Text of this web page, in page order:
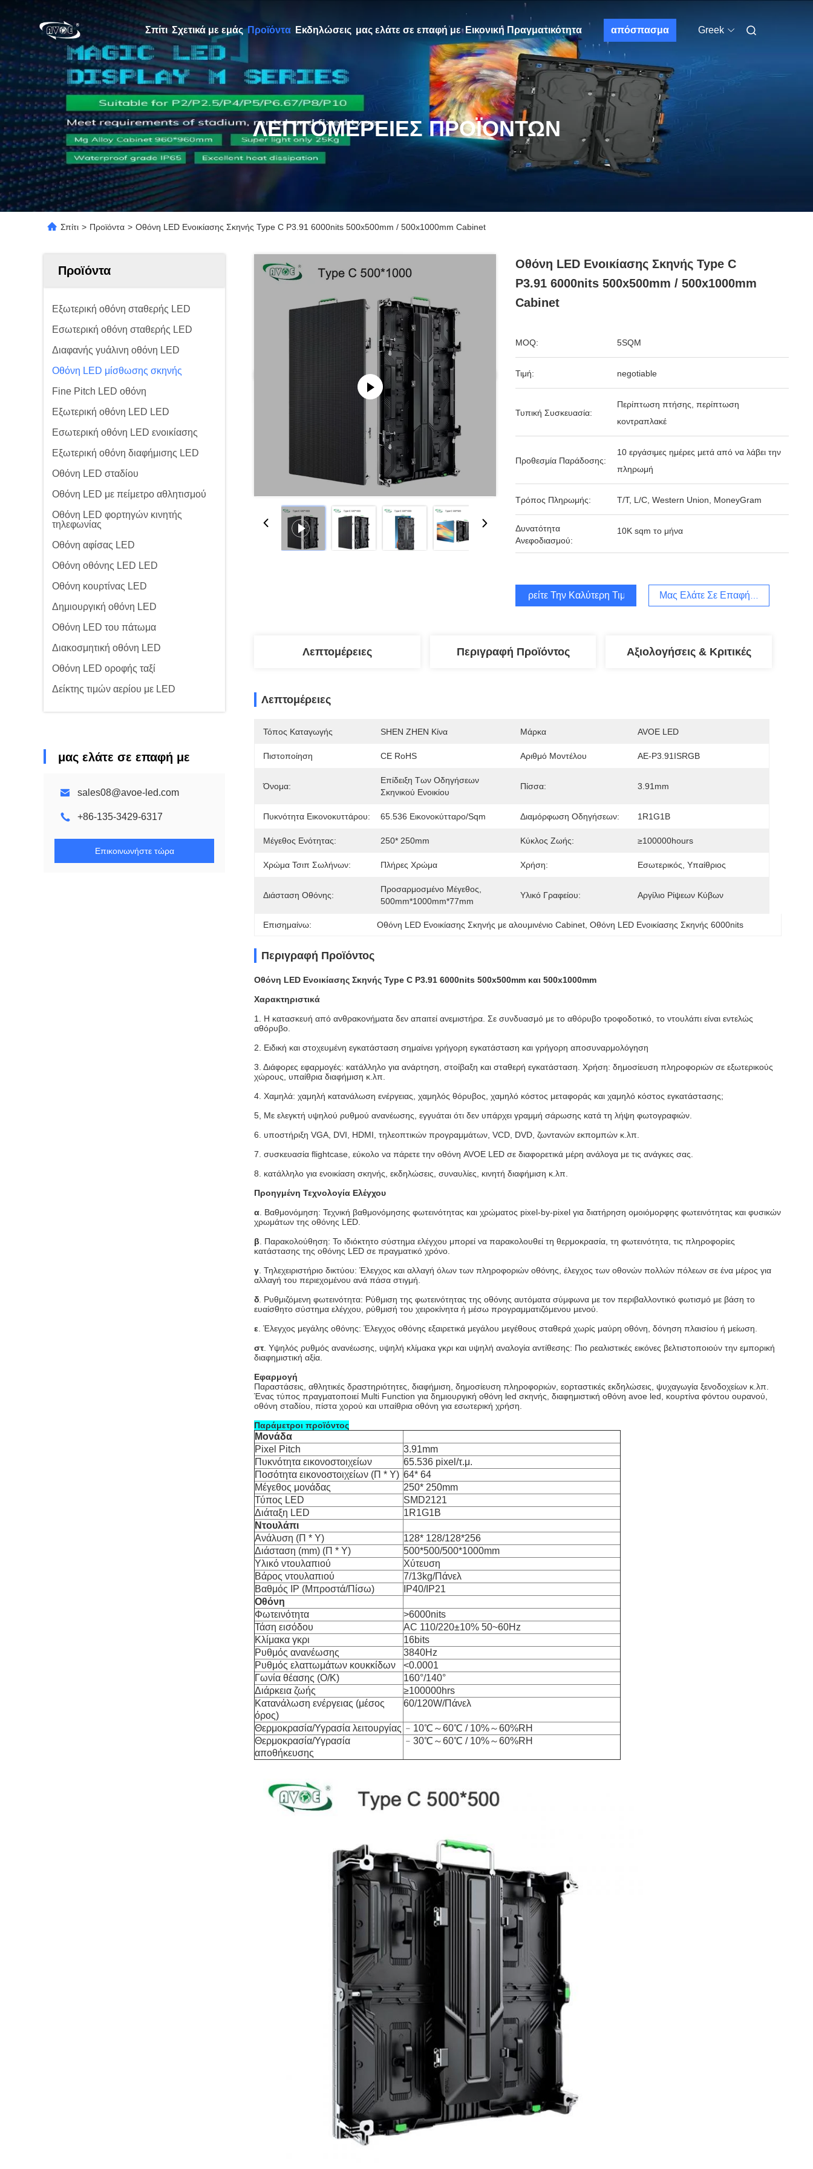
Σπίτι Σχετικά με εμάς Προϊόντα Εκδηλώσεις μας ελάτε σε επαφή με Εικονική Πραγματικότητα απόσπασμα Greek
ΛΕΠΤΟΜΈΡΕΙΕΣ ΠΡΟΪΌΝΤΩΝ
Σπίτι > Προϊόντα > Οθόνη LED Ενοικίασης Σκηνής Type C P3.91 6000nits 500x500mm / 500x1000mm Cabinet
Προϊόντα
Εξωτερική οθόνη σταθερής LED
Εσωτερική οθόνη σταθερής LED
Διαφανής γυάλινη οθόνη LED
Οθόνη LED μίσθωσης σκηνής
Fine Pitch LED οθόνη
Εξωτερική οθόνη LED LED
Εσωτερική οθόνη LED ενοικίασης
Εξωτερική οθόνη διαφήμισης LED
Οθόνη LED σταδίου
Οθόνη LED με πείμετρο αθλητισμού
Οθόνη LED φορτηγών κινητής
τηλεφωνίας
Οθόνη αφίσας LED
Οθόνη οθόνης LED LED
Οθόνη κουρτίνας LED
Δημιουργική οθόνη LED
Οθόνη LED του πάτωμα
Διακοσμητική οθόνη LED
Οθόνη LED οροφής ταξί
Δείκτης τιμών αερίου με LED
μας ελάτε σε επαφή με
sales08@avoe-led.com
+86-135-3429-6317
Επικοινωνήστε τώρα
Οθόνη LED Ενοικίασης Σκηνής Type C
P3.91 6000nits 500x500mm / 500x1000mm
Cabinet
MOQ: 5SQM
Τιμή: negotiable
Τυπική Συσκευασία:
Περίπτωση πτήσης, περίπτωση
κοντραπλακέ
Προθεσμία Παράδοσης:
10 εργάσιμες ημέρες μετά από να λάβει την
πληρωμή
Τρόπος Πληρωμής: T/T, L/C, Western Union, MoneyGram
Δυνατότητα
Ανεφοδιασμού:
10K sqm το μήνα
Βρείτε Την Καλύτερη Τιμή Μας Ελάτε Σε Επαφή Με
Λεπτομέρειες Περιγραφή Προϊόντος Αξιολογήσεις & Κριτικές
Λεπτομέρειες
Τόπος Καταγωγής SHEN ZHEN Κίνα Μάρκα AVOE LED
Πιστοποίηση CE RoHS Αριθμό Μοντέλου AE-P3.91ISRGB
Όνομα:
Επίδειξη Των Οδηγήσεων
Σκηνικού Ενοικίου
Πίσσα: 3.91mm
Πυκνότητα Εικονοκυττάρου: 65.536 Εικονοκύτταρο/sqm Διαμόρφωση Οδηγήσεων: 1R1G1B
Μέγεθος Ενότητας: 250* 250mm Κύκλος Ζωής: ≥100000hours
Χρώμα Τσιπ Σωλήνων: Πλήρες Χρώμα Χρήση: Εσωτερικός, Υπαίθριος
Διάσταση Οθόνης:
Προσαρμοσμένο Μέγεθος,
500mm*1000mm*77mm
Υλικό Γραφείου: Αργίλιο Ρίψεων Κύβων
Επισημαίνω: Οθόνη LED Ενοικίασης Σκηνής με αλουμινένιο Cabinet , Οθόνη LED Ενοικίασης Σκηνής 6000nits
Περιγραφή Προϊόντος
Οθόνη LED Ενοικίασης Σκηνής Type C P3.91 6000nits 500x500mm και 500x1000mm
Χαρακτηριστικά
1. Η κατασκευή από ανθρακονήματα δεν απαιτεί ανεμιστήρα. Σε συνδυασμό με το αθόρυβο τροφοδοτικό, το ντουλάπι είναι εντελώς
αθόρυβο.
2. Ειδική και στοχευμένη εγκατάσταση σημαίνει γρήγορη εγκατάσταση και γρήγορη αποσυναρμολόγηση
3. Διάφορες εφαρμογές: κατάλληλο για ανάρτηση, στοίβαξη και σταθερή εγκατάσταση. Χρήση: δημοσίευση πληροφοριών σε εξωτερικούς
χώρους, υπαίθρια διαφήμιση κ.λπ.
4. Χαμηλά: χαμηλή κατανάλωση ενέργειας, χαμηλός θόρυβος, χαμηλό κόστος μεταφοράς και χαμηλό κόστος εγκατάστασης;
5, Με ελεγκτή υψηλού ρυθμού ανανέωσης, εγγυάται ότι δεν υπάρχει γραμμή σάρωσης κατά τη λήψη φωτογραφιών.
6. υποστήριξη VGA, DVI, HDMI, τηλεοπτικών προγραμμάτων, VCD, DVD, ζωντανών εκπομπών κ.λπ.
7. συσκευασία flightcase, εύκολο να πάρετε την οθόνη AVOE LED σε διαφορετικά μέρη ανάλογα με τις ανάγκες σας.
8. κατάλληλο για ενοικίαση σκηνής, εκδηλώσεις, συναυλίες, κινητή διαφήμιση κ.λπ.
Προηγμένη Τεχνολογία Ελέγχου
α . Βαθμονόμηση: Τεχνική βαθμονόμησης φωτεινότητας και χρώματος pixel-by-pixel για διατήρηση ομοιόμορφης φωτεινότητας και φυσικών
χρωμάτων της οθόνης LED.
β . Παρακολούθηση: Το ιδιόκτητο σύστημα ελέγχου μπορεί να παρακολουθεί τη θερμοκρασία, τη φωτεινότητα, τις πληροφορίες
κατάστασης της οθόνης LED σε πραγματικό χρόνο.
γ . Τηλεχειριστήριο δικτύου: Έλεγχος και αλλαγή όλων των πληροφοριών οθόνης, έλεγχος των οθονών πολλών πόλεων σε ένα μέρος για
αλλαγή του περιεχομένου ανά πάσα στιγμή.
δ . Ρυθμιζόμενη φωτεινότητα: Ρύθμιση της φωτεινότητας της οθόνης αυτόματα σύμφωνα με τον περιβαλλοντικό φωτισμό με βάση το
ευαίσθητο σύστημα ελέγχου, ρύθμισή του χειροκίνητα ή μέσω προγραμματιζόμενου μενού.
ε . Έλεγχος μεγάλης οθόνης: Έλεγχος οθόνης εξαιρετικά μεγάλου μεγέθους σταθερά χωρίς μαύρη οθόνη, δόνηση πλαισίου ή μείωση.
στ . Υψηλός ρυθμός ανανέωσης, υψηλή κλίμακα γκρι και υψηλή αναλογία αντίθεσης: Πιο ρεαλιστικές εικόνες βελτιστοποιούν την εμπορική
διαφημιστική αξία.
Εφαρμογή
Παραστάσεις, αθλητικές δραστηριότητες, διαφήμιση, δημοσίευση πληροφοριών, εορταστικές εκδηλώσεις, ψυχαγωγία ξενοδοχείων κ.λπ.
Ένας τύπος πραγματοποιεί Multi Function για δημιουργική οθόνη led σκηνής, διαφημιστική οθόνη avoe led, κουρτίνα φόντου ουρανού,
οθόνη σταδίου, πίστα χορού και υπαίθρια οθόνη για εσωτερική χρήση.
Παράμετροι προϊόντος
Μονάδα
Pixel Pitch
3.91mm
Πυκνότητα εικονοστοιχείων
65.536 pixel/τ.μ.
Ποσότητα εικονοστοιχείων (Π * Υ) 64* 64
Μέγεθος μονάδας
250* 250mm
Τύπος LED
SMD2121
Διάταξη LED
1R1G1B
Ντουλάπι
Ανάλυση (Π * Υ)
128* 128/128*256
Διάσταση (mm) (Π * Υ)
500*500/500*1000mm
Υλικό ντουλαπιού
Χύτευση
Βάρος ντουλαπιού
7/13kg/Πάνελ
Βαθμός IP (Μπροστά/Πίσω)
IP40/IP21
Οθόνη
Φωτεινότητα
>6000nits
Τάση εισόδου
AC 110/220±10% 50~60Hz
Κλίμακα γκρι
16bits
Ρυθμός ανανέωσης
3840Hz
Ρυθμός ελαττωμάτων κουκκίδων
<0.0001
Γωνία θέασης (Ο/Κ)
160°/140°
Διάρκεια ζωής
≥100000hrs
Κατανάλωση ενέργειας (μέσος
όρος)
60/120W/Πάνελ
Θερμοκρασία/Υγρασία λειτουργίας ﹣10℃～60℃ / 10%～60%RH
Θερμοκρασία/Υγρασία
αποθήκευσης
﹣30℃～60℃ / 10%～60%RH